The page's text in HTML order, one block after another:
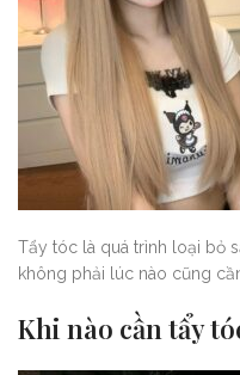
Tẩy tóc là quá trình loại bỏ
không phải lúc nào cũng
Khi nào cần tẩy